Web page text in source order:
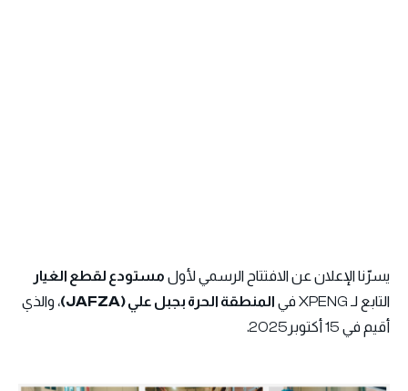
يسرّنا الإعلان عن الافتتاح الرسمي لأول مستودع لقطع الغيار
التابع لـ XPENG في
المنطقة الحرة بجبل علي (JAFZA)
، والذي
أقيم في 15 أكتوبر2025.